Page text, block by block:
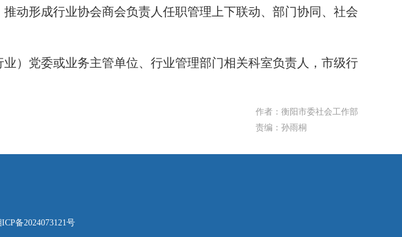
动形成行业协会商会负责人任职管理上下联动、部门协同、社会
）党委或业务主管单位、行业管理部门相关科室负责人，市级行
作者：衡阳市委社会工作部
责编：孙雨桐
备2024073121号